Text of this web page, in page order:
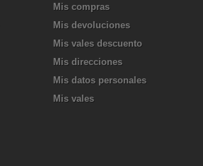
Mis compras
Mis devoluciones
Mis vales descuento
Mis direcciones
Mis datos personales
Mis vales